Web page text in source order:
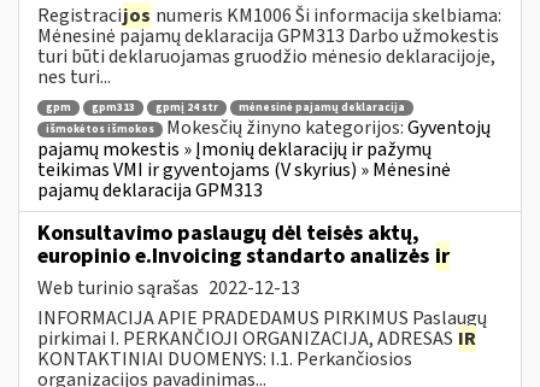
Registracijos numeris KM1006 Ši informacija skelbiama:
Mėnesinė pajamų deklaracija GPM313 Darbo užmokestis
turi būti deklaruojamas gruodžio mėnesio deklaracijoje,
nes turi...
gpm gpm313 gpmį 24 str
mėnesinė pajamų deklaracija
išmokėtos išmokos
Mokesčių žinyno kategorijos:Gyventojų
pajamų mokestis » Įmonių deklaracijų ir pažymų
teikimas VMI ir gyventojams (V skyrius) » Mėnesinė
pajamų deklaracija GPM313
Konsultavimo paslaugų dėl teisės aktų,
europinio e.Invoicing standarto analizės ir
Web turinio sąrašas 2022-12-13
INFORMACIJA APIE PRADEDAMUS PIRKIMUS Paslaugų
pirkimai I. PERKANČIOJI ORGANIZACIJA, ADRESAS IR
KONTAKTINIAI DUOMENYS: I.1. Perkančiosios
organizacijos pavadinimas...